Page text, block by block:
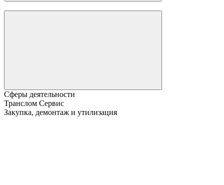
Сферы деятельности
Транслом Сервис
Закупка, демонтаж и утилизация